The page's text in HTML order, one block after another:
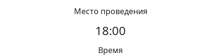
Место проведения
18:00
Время